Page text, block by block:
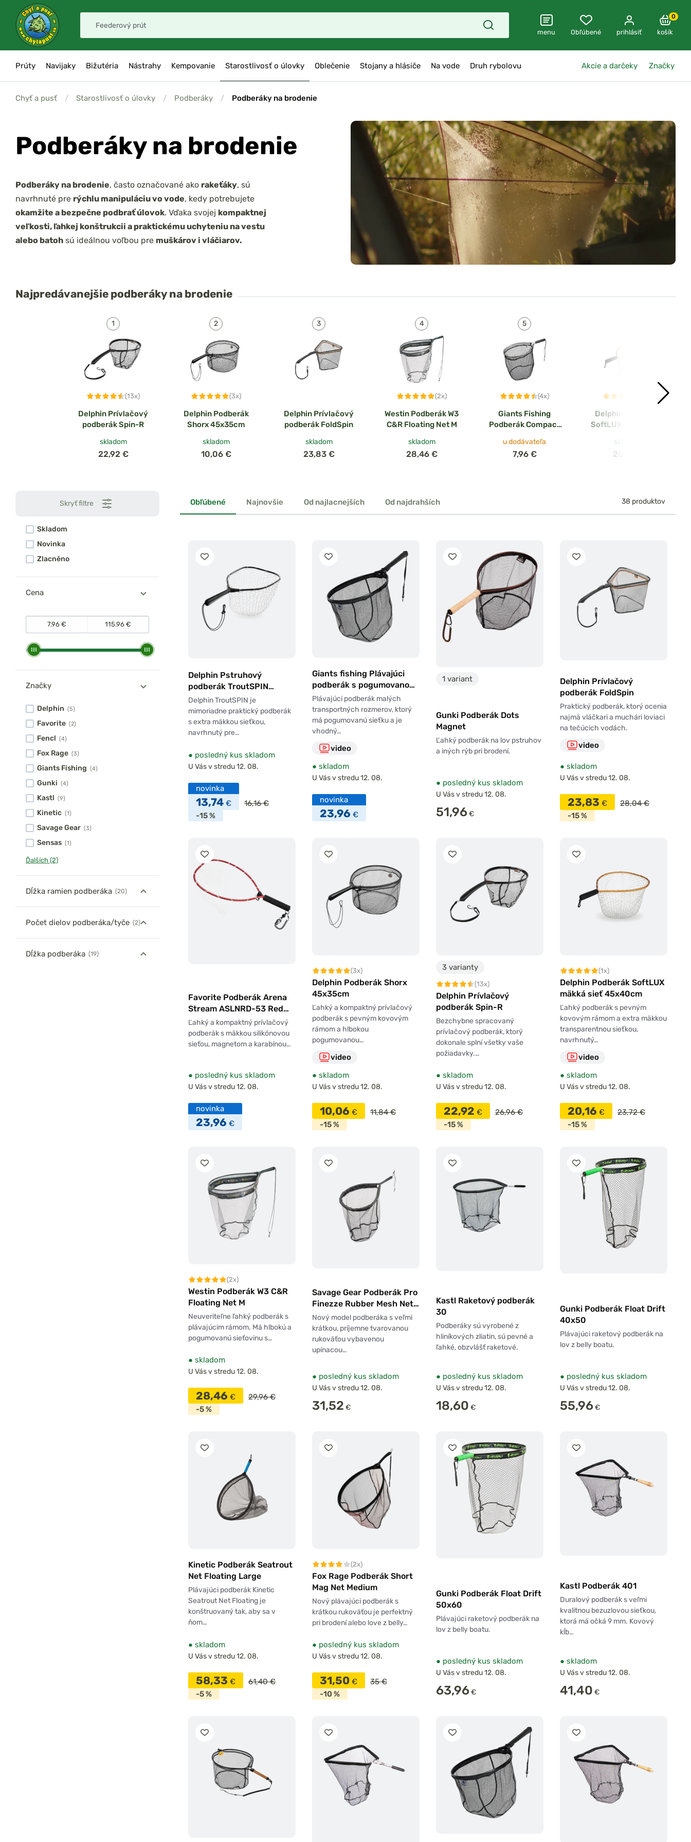
menu Obľúbené prihlásiť
0
košík
Prúty Navijaky Bižutéria Nástrahy Kempovanie Starostlivosť o úlovky Oblečenie Stojany a hlásiče Na vode Druh rybolovu Akcie a darčeky Značky
Chyť a pusť / Starostlivosť o úlovky / Podberáky / Podberáky na brodenie
Podberáky na brodenie
Podberáky na brodenie, často označované ako rakeťáky, sú
navrhnuté pre rýchlu manipuláciu vo vode, kedy potrebujete
okamžite a bezpečne podbrať úlovok. Vďaka svojej kompaktnej
veľkosti, ľahkej konštrukcii a praktickému uchyteniu na vestu
alebo batoh sú ideálnou voľbou pre muškárov i vláčiarov.
Najpredávanejšie podberáky na brodenie
(13x)
Delphin Prívlačový
podberák Spin-R
skladom
22,92 €
(3x)
Delphin Podberák
Shorx 45x35cm
skladom
10,06 €
Delphin Prívlačový
podberák FoldSpin
skladom
23,83 €
(2x)
Westin Podberák W3
C&R Floating Net M
skladom
28,46 €
(4x)
Giants Fishing
Podberák Compact
50cm 35x30cm
u dodávateľa
7,96 €
Delphin Podberák
SoftLUX mäkká sieť
skladom
20,16 €
Skryť filtre
Skladom
Novinka
Zlacněno
Cena
Značky
Delphin (5)
Favorite (2)
Fencl (4)
Fox Rage (3)
Giants Fishing (4)
Gunki (4)
Kastl (9)
Kinetic (1)
Savage Gear (3)
Sensas (1)
Ďalších (2)
Dĺžka ramien podberáka (20)
Počet dielov podberáka/tyče (2)
Dĺžka podberáka (19)
Obľúbené Najnovšie Od najlacnejších Od najdrahších 38 produktov
Delphin Pstruhový
podberák TroutSPIN
mäkká sieť
Delphin TroutSPIN je
mimoriadne praktický podberák
s extra mäkkou sieťkou,
navrhnutý pre…
● posledný kus skladom
U Vás v stredu 12. 08.
novinka
13,74 €
16,16 €
-15 %
Giants fishing Plávajúci
podberák s pogumovanou
sieťkou Deluxe Rubber
Float M 45x35cm
Plávajúci podberák malých
transportných rozmerov, ktorý
má pogumovanú sieťku a je
vhodný…
video
● skladom
U Vás v stredu 12. 08.
novinka
23,96 €
1 variant
Gunki Podberák Dots
Magnet
Ľahký podberák na lov pstruhov
a iných rýb pri brodení.
● posledný kus skladom
U Vás v stredu 12. 08.
51,96€
Delphin Prívlačový
podberák FoldSpin
Praktický podberák, ktorý ocenia
najmä vláčkari a muchári loviaci
na tečúcich vodách.
video
● skladom
U Vás v stredu 12. 08.
23,83 €
28,04 €
-15 %
Favorite Podberák Arena
Stream ASLNRD-53 Red
53cm
Ľahký a kompaktný prívlačový
podberák s mäkkou silikónovou
sieťou, magnetom a karabínou…
● posledný kus skladom
U Vás v stredu 12. 08.
novinka
23,96 €
(3x)
Delphin Podberák Shorx
45x35cm
Ľahký a kompaktný prívlačový
podberák s pevným kovovým
rámom a hlbokou
pogumovanou…
video
● skladom
U Vás v stredu 12. 08.
10,06 €
11,84 €
-15 %
3 varianty
(13x)
Delphin Prívlačový
podberák Spin-R
Bezchybne spracovaný
prívlačový podberák, ktorý
dokonale splní všetky vaše
požiadavky.…
● skladom
U Vás v stredu 12. 08.
22,92 €
26,96 €
-15 %
(1x)
Delphin Podberák SoftLUX
mäkká sieť 45x40cm
Ľahký podberák s pevným
kovovým rámom a extra mäkkou
transparentnou sieťkou,
navrhnutý…
video
● skladom
U Vás v stredu 12. 08.
20,16 €
23,72 €
-15 %
(2x)
Westin Podberák W3 C&R
Floating Net M
Neuveriteľne ľahký podberák s
plávajúcim rámom. Má hlbokú a
pogumovanú sieťovinu s…
● skladom
U Vás v stredu 12. 08.
28,46 €
29,96 €
-5 %
Savage Gear Podberák Pro
Finezze Rubber Mesh Net
L
Nový model podberáka s veľmi
krátkou, príjemne tvarovanou
rukoväťou vybavenou
upínacou…
● posledný kus skladom
U Vás v stredu 12. 08.
31,52 €
Kastl Raketový podberák
30
Podberáky sú vyrobené z
hliníkových zliatin, sú pevné a
ľahké, obzvlášť raketové.
● posledný kus skladom
U Vás v stredu 12. 08.
18,60 €
Gunki Podberák Float Drift
40x50
Plávajúci raketový podberák na
lov z belly boatu.
● posledný kus skladom
U Vás v stredu 12. 08.
55,96€
Kinetic Podberák Seatrout
Net Floating Large
Plávajúci podberák Kinetic
Seatrout Net Floating je
konštruovaný tak, aby sa v
ňom…
● skladom
U Vás v stredu 12. 08.
58,33 €
61,40 €
-5 %
(2x)
Fox Rage Podberák Short
Mag Net Medium
Nový plávajúci podberák s
krátkou rukoväťou je perfektný
pri brodení alebo love z belly…
● posledný kus skladom
U Vás v stredu 12. 08.
31,50 €
35 €
-10 %
Gunki Podberák Float Drift
50x60
Plávajúci raketový podberák na
lov z belly boatu.
● posledný kus skladom
U Vás v stredu 12. 08.
63,96€
Kastl Podberák 401
Duralový podberák s veľmi
kvalitnou bezuzlovou sieťkou,
ktorá má očká 9 mm. Kovový
kĺb…
● skladom
U Vás v stredu 12. 08.
41,40 €